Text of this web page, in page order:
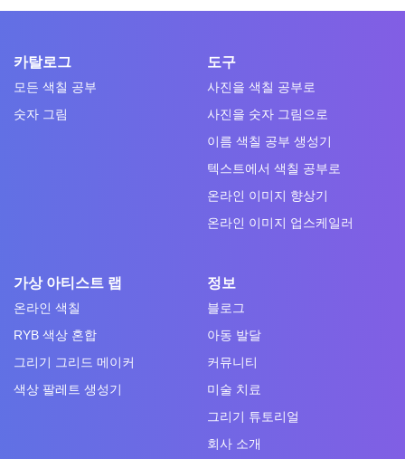
카탈로그
모든 색칠 공부
숫자 그림
도구
사진을 색칠 공부로
사진을 숫자 그림으로
이름 색칠 공부 생성기
텍스트에서 색칠 공부로
온라인 이미지 향상기
온라인 이미지 업스케일러
가상 아티스트 랩
온라인 색칠
RYB 색상 혼합
그리기 그리드 메이커
색상 팔레트 생성기
정보
블로그
아동 발달
커뮤니티
미술 치료
그리기 튜토리얼
회사 소개